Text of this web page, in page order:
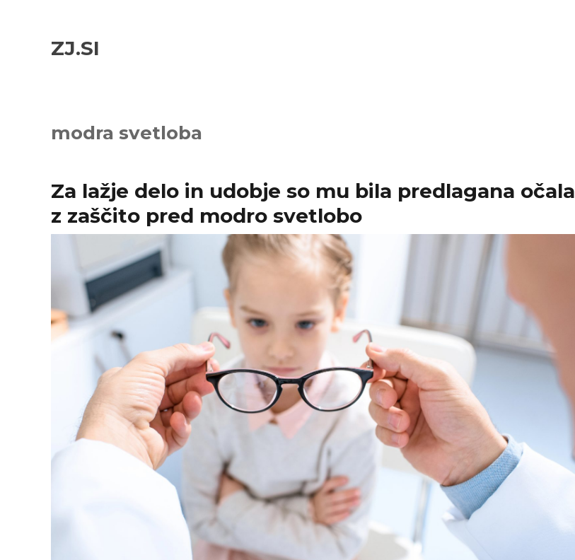
navigationZJ.SI
modra svetloba
Za lažje delo in udobje so mu bila predlagana očala
z zaščito pred modro svetlobo